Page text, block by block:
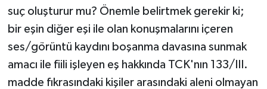
suç oluşturur mu? Önemle belirtmek gerekir ki;
bir eşin diğer eşi ile olan konuşmalarını içeren
ses/görüntü kaydını boşanma davasına sunmak
amacı ile fiili işleyen eş hakkında TCK'nın 133/III.
madde fıkrasındaki kişiler arasındaki aleni olmayan